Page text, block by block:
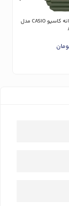
ساعت مچی مردانه کاسیو CASIO مدل